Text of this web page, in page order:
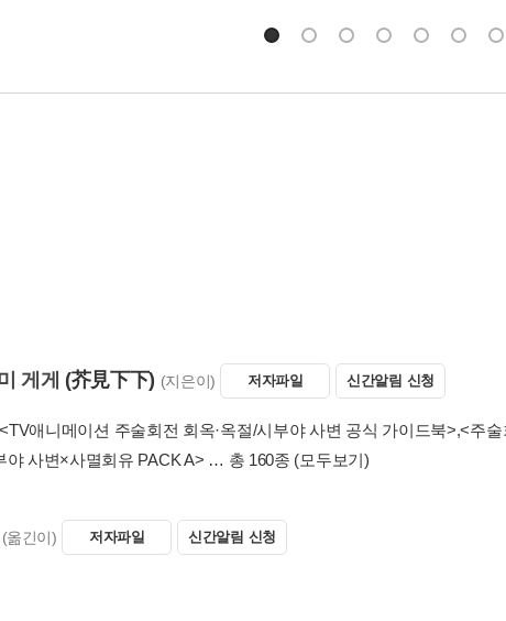
약에
장
멋대로
토 자매 학교 교류회 -단체전-(0)